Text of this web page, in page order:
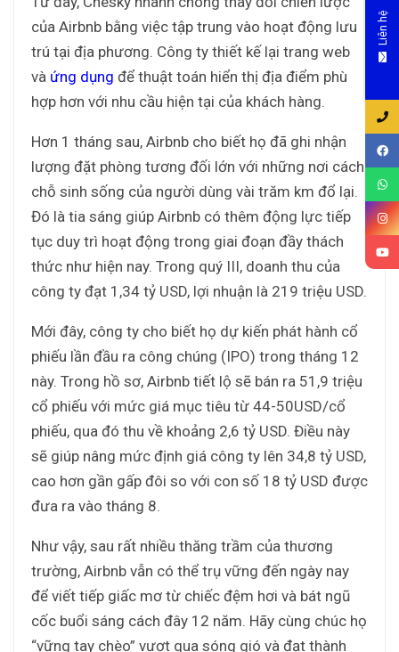
của Airbnb bằng việc tập trung vào hoạt động lưu
trú tại địa phương. Công ty thiết kế lại trang web
và ứng dụng để thuật toán hiển thị địa điểm phù
hợp hơn với nhu cầu hiện tại của khách hàng.
Hơn 1 tháng sau, Airbnb cho biết họ đã ghi nhận
lượng đặt phòng tương đối lớn với những nơi cách
chỗ sinh sống của người dùng vài trăm km đổ lại.
Đó là tia sáng giúp Airbnb có thêm động lực tiếp
tục duy trì hoạt động trong giai đoạn đầy thách
thức như hiện nay. Trong quý III, doanh thu của
công ty đạt 1,34 tỷ USD, lợi nhuận là 219 triệu USD.
Mới đây, công ty cho biết họ dự kiến phát hành cổ
phiếu lần đầu ra công chúng (IPO) trong tháng 12
này. Trong hồ sơ, Airbnb tiết lộ sẽ bán ra 51,9 triệu
cổ phiếu với mức giá mục tiêu từ 44-50USD/cổ
phiếu, qua đó thu về khoảng 2,6 tỷ USD. Điều này
sẽ giúp nâng mức định giá công ty lên 34,8 tỷ USD,
cao hơn gần gấp đôi so với con số 18 tỷ USD được
đưa ra vào tháng 8.
Như vậy, sau rất nhiều thăng trầm của thương
trường, Airbnb vẫn có thể trụ vững đến ngày nay
để viết tiếp giấc mơ từ chiếc đệm hơi và bát ngũ
cốc buổi sáng cách đây 12 năm. Hãy cùng chúc họ
“vững tay chèo” vượt qua sóng gió và đạt thành
Liên hệ